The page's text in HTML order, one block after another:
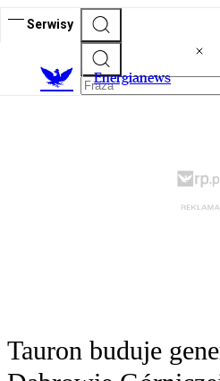
Serwisy
Energianews
Tauron buduje